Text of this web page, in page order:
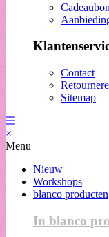
Cadeaubon
Contact
Sitemap
×
Menu
Nieuw
Workshops
blanco producten
In blanco